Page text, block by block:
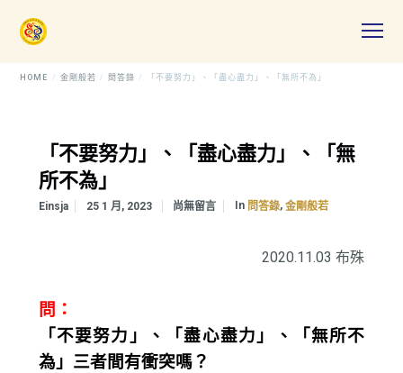
HOME 金剛般若 問答錄 「不要努力」、「盡心盡力」、「無所不為」
「不要努力」、「盡心盡力」、「無
所不為」
Einsja 25 1 月, 2023 尚無留言 In 問答錄, 金剛般若
2020.11.03 布殊
問：
「不要努力」、「盡心盡力」、「無所不
為」三者間有衝突嗎？